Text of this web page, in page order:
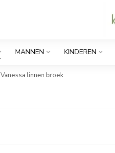
MANNEN KINDEREN
Vanessa linnen broek